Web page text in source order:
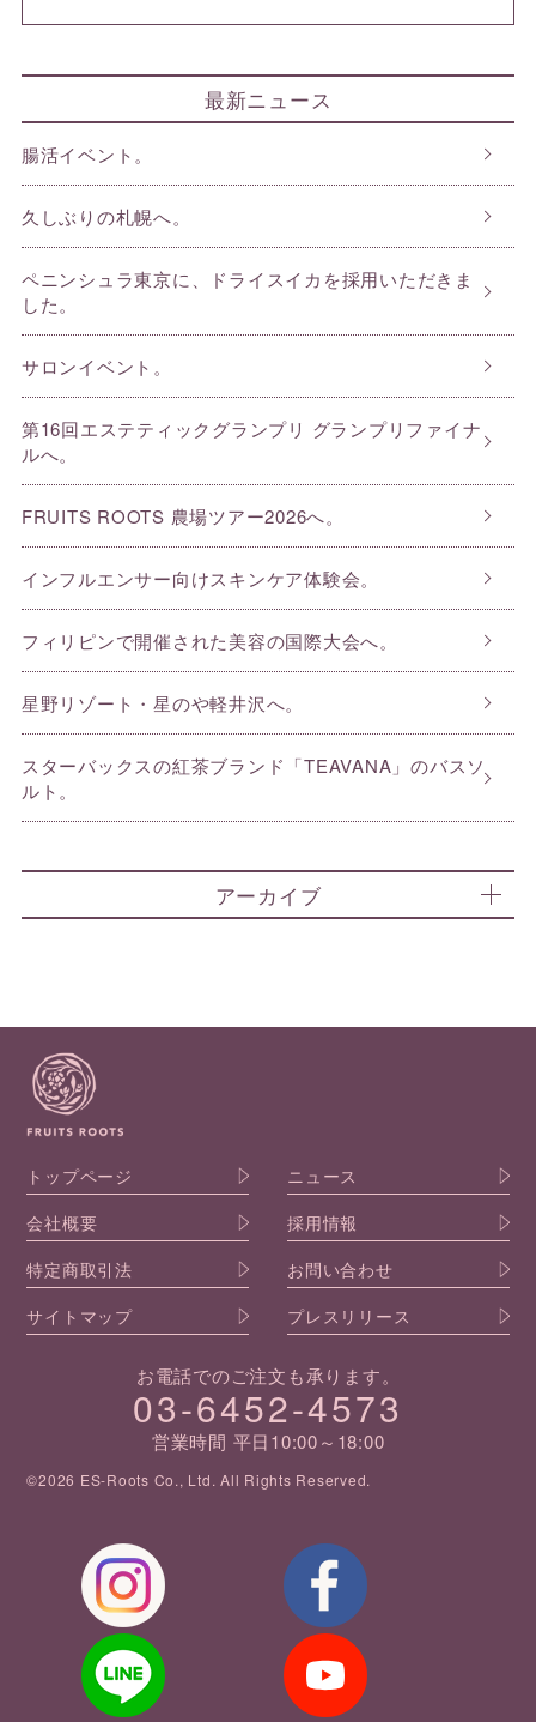
最新ニュース
腸活イベント。
久しぶりの札幌へ。
ペニンシュラ東京に、ドライスイカを採用いただきま
した。
サロンイベント。
第16回エステティックグランプリ グランプリファイナ
ルへ。
FRUITS ROOTS 農場ツアー2026へ。
インフルエンサー向けスキンケア体験会。
フィリピンで開催された美容の国際大会へ。
星野リゾート・星のや軽井沢へ。
スターバックスの紅茶ブランド「TEAVANA」のバスソ
ルト。
アーカイブ
トップページ
ニュース
会社概要
採用情報
特定商取引法
お問い合わせ
サイトマップ
プレスリリース
お電話でのご注文も承ります。
03-6452-4573
営業時間 平日10:00～18:00
©2026 ES-Roots Co., Ltd. All Rights Reserved.